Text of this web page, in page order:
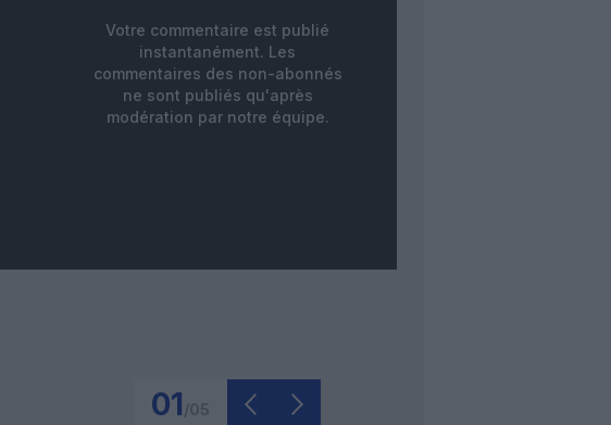
Votre commentaire est publié
instantanément. Les
commentaires des non-abonnés
ne sont publiés qu'après
modération par notre équipe.
01